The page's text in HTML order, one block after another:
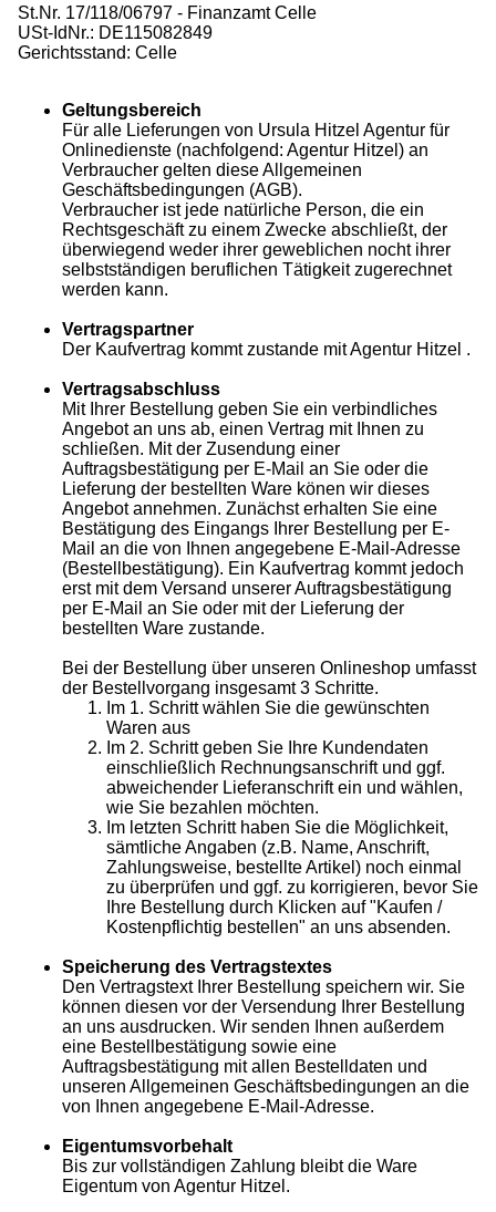
St.Nr. 17/118/06797 - Finanzamt Celle
USt-IdNr.: DE115082849
Gerichtsstand: Celle
Geltungsbereich
Für alle Lieferungen von Ursula Hitzel Agentur für
Onlinedienste (nachfolgend: Agentur Hitzel) an
Verbraucher gelten diese Allgemeinen
Geschäftsbedingungen (AGB).
Verbraucher ist jede natürliche Person, die ein
Rechtsgeschäft zu einem Zwecke abschließt, der
überwiegend weder ihrer geweblichen nocht ihrer
selbstständigen beruflichen Tätigkeit zugerechnet
werden kann.
Vertragspartner
Der Kaufvertrag kommt zustande mit Agentur Hitzel .
Vertragsabschluss
Mit Ihrer Bestellung geben Sie ein verbindliches
Angebot an uns ab, einen Vertrag mit Ihnen zu
schließen. Mit der Zusendung einer
Auftragsbestätigung per E-Mail an Sie oder die
Lieferung der bestellten Ware könen wir dieses
Angebot annehmen. Zunächst erhalten Sie eine
Bestätigung des Eingangs Ihrer Bestellung per E-
Mail an die von Ihnen angegebene E-Mail-Adresse
(Bestellbestätigung). Ein Kaufvertrag kommt jedoch
erst mit dem Versand unserer Auftragsbestätigung
per E-Mail an Sie oder mit der Lieferung der
bestellten Ware zustande.
Bei der Bestellung über unseren Onlineshop umfasst
der Bestellvorgang insgesamt 3 Schritte.
Im 1. Schritt wählen Sie die gewünschten
Waren aus
Im 2. Schritt geben Sie Ihre Kundendaten
einschließlich Rechnungsanschrift und ggf.
abweichender Lieferanschrift ein und wählen,
wie Sie bezahlen möchten.
Im letzten Schritt haben Sie die Möglichkeit,
sämtliche Angaben (z.B. Name, Anschrift,
Zahlungsweise, bestellte Artikel) noch einmal
zu überprüfen und ggf. zu korrigieren, bevor Sie
Ihre Bestellung durch Klicken auf "Kaufen /
Kostenpflichtig bestellen" an uns absenden.
Speicherung des Vertragstextes
Den Vertragstext Ihrer Bestellung speichern wir. Sie
können diesen vor der Versendung Ihrer Bestellung
an uns ausdrucken. Wir senden Ihnen außerdem
eine Bestellbestätigung sowie eine
Auftragsbestätigung mit allen Bestelldaten und
unseren Allgemeinen Geschäftsbedingungen an die
von Ihnen angegebene E-Mail-Adresse.
Eigentumsvorbehalt
Bis zur vollständigen Zahlung bleibt die Ware
Eigentum von Agentur Hitzel.